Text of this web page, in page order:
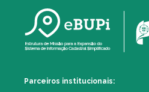
Parceiros institucionais: